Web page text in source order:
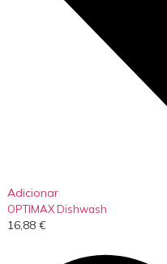
Adicionar
OPTIMAX Dishwash
16,88 €